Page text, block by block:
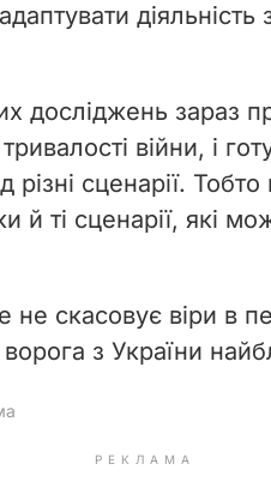
e
o
досліджень
війни, і
різні сценарії.
й ті сценарії, які
не скасовує віри в
ворога з України
РЕКЛАМА